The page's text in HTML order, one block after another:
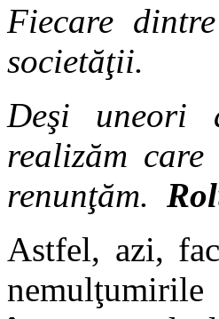
Fiecare
societăţii.
Deşi uneori
realizăm
renunţăm.
Astfel, azi,